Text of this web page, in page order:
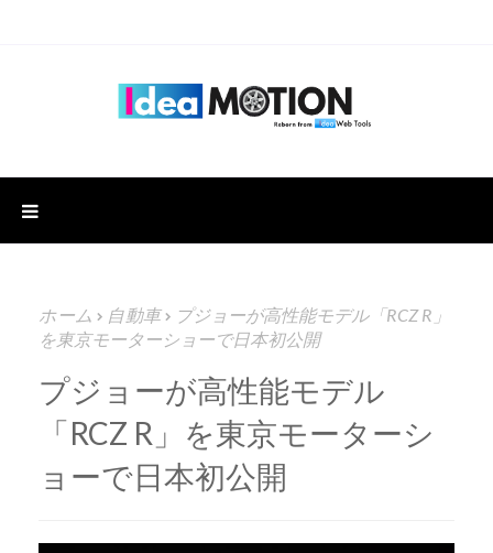
ホーム 自動車
プジョーが高性能モデル「RCZ R」
を東京モーターショーで日本初公開
プジョーが高性能モデル
「RCZ R」を東京モーターシ
ョーで日本初公開